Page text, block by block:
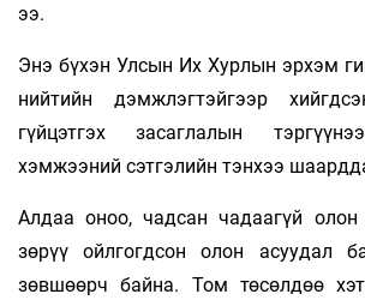
ээ.
Энэ бүхэн Улсын Их Хурлын эрхэм
нийтийн дэмжлэгтэйгээр
гүйцэтгэх засаглалын
хэмжээний сэтгэлийн тэнхээ
Алдаа оноо, чадсан чадаагүй
зөрүү ойлгогдсон олон асуудал
зөвшөөрч байна. Том төсөлдөө